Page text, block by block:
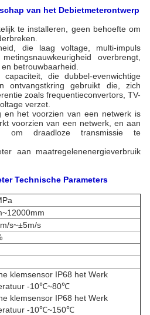
van het Debietmeterontwerp
te installeren, geen behoefte om
die laag voltage, multi-impuls
overbrengt,
betrouwbaarheid.
die dubbel-evenwichtige
ontvangstkring gebruikt die, zich
zoals frequentieconvertors, TV-
verzet.
en het voorzien van een netwerk is
voorzien van een netwerk, en aan
om draadloze transmissie te
aan maatregelenenergieverbruik
Technische Parameters
s~±5m/s
klemsensor IP68 het Werk
-10℃~80℃
klemsensor IP68 het Werk
-10℃~150℃